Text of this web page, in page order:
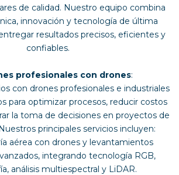
de calidad. Nuestro equipo combina
innovación y tecnología de última
resultados precisos, eficientes y
confiables.
profesionales con drones:
con drones profesionales e industriales
para optimizar procesos, reducir costos
la toma de decisiones en proyectos de
principales servicios incluyen:
aérea con drones y levantamientos
integrando tecnología RGB,
análisis multiespectral y LiDAR.